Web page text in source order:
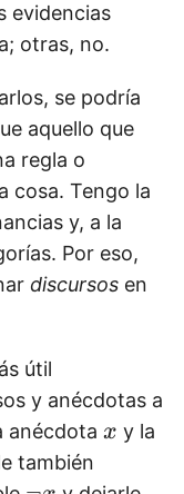
evidencias
otras, no.
se podría
aquello que
regla o
cosa. Tengo la
y, a la
Por eso,
discursos en
útil
y anécdotas a
anécdota x
x y la
también